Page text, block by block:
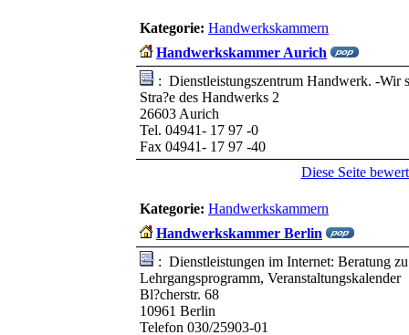
Kategorie: Handwerkskammern
Handwerkskammer Aurich
: Dienstleistungszentrum Handwerk. -Wir
Stra?e des Handwerks 2
26603 Aurich
Tel. 04941- 17 97 -0
Fax 04941- 17 97 -40
Diese Seite
Kategorie: Handwerkskammern
Handwerkskammer Berlin
: Dienstleistungen im Internet: Beratung
Lehrgangsprogramm, Veranstaltungskalender
Bl?cherstr. 68
10961 Berlin
Telefon 030/25903-01